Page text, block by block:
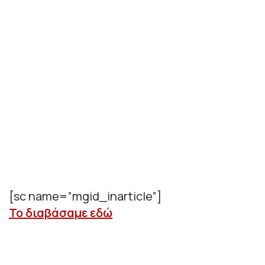
[sc name=”mgid_inarticle”]
Το διαβάσαμε εδώ